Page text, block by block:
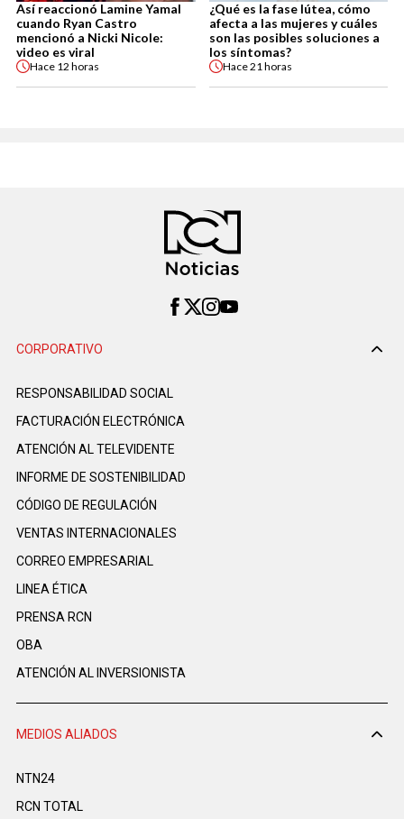
Así reaccionó Lamine Yamal
cuando Ryan Castro
mencionó a Nicki Nicole:
video es viral
Hace 12 horas
¿Qué es la fase lútea, cómo
afecta a las mujeres y cuáles
son las posibles soluciones a
los síntomas?
Hace21 horas
CORPORATIVO
RESPONSABILIDAD SOCIAL
FACTURACIÓN ELECTRÓNICA
ATENCIÓN AL TELEVIDENTE
INFORME DE SOSTENIBILIDAD
CÓDIGO DE REGULACIÓN
VENTAS INTERNACIONALES
CORREO EMPRESARIAL
LINEA ÉTICA
PRENSA RCN
OBA
ATENCIÓN AL INVERSIONISTA
MEDIOS ALIADOS
NTN24
RCN TOTAL